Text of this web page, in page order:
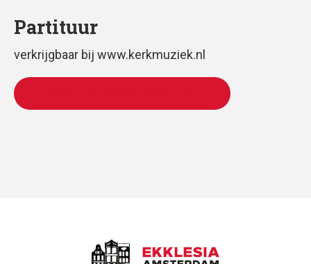
Partituur
verkrijgbaar bij www.kerkmuziek.nl